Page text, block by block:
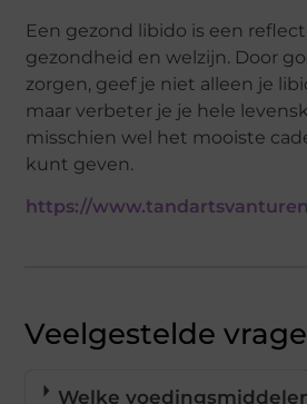
Een gezond libido is een
gezondheid en welzijn. Door
zorgen, geef je niet alleen je
maar verbeter je je hele
misschien wel het mooiste
kunt geven.
https://
Veelgestelde
Welke